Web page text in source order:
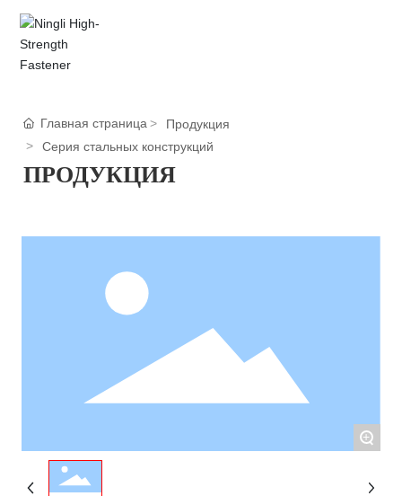
О НАС
НОВОСТИ
Главная страница
Продукция
Серия стальных конструкций
ПРОДУКЦИЯ
+